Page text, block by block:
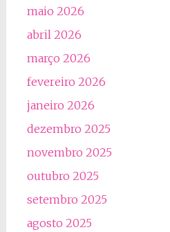
maio 2026
abril 2026
março 2026
fevereiro 2026
janeiro 2026
dezembro 2025
novembro 2025
outubro 2025
setembro 2025
agosto 2025